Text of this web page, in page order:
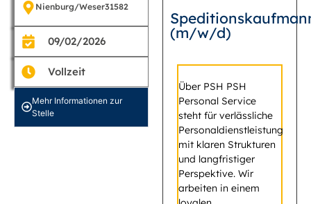
Nienburg/Weser31582
09/02/2026
Vollzeit
Mehr Informationen zur
Stelle
(m/w/d)
Über PSH PSH
Personal Service
steht für verlässliche
Personaldienstleistung
mit klaren Strukturen
und langfristiger
Perspektive. Wir
arbeiten in einem